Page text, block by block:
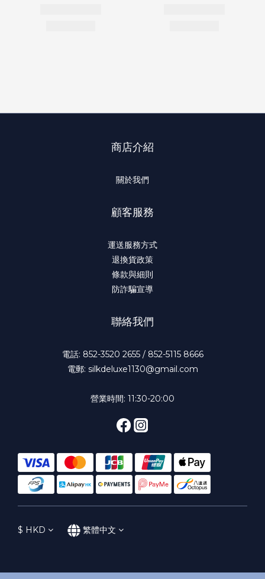
商店介紹
關於我們
顧客服務
運送服務方式
退換貨政策
條款與細則
防詐騙宣導
聯絡我們
電話: 852-3520 2655 / 852-5115 8666
電郵: silkdeluxe1130@gmail.com
營業時間: 11:30-20:00
$ HKD 繁體中文